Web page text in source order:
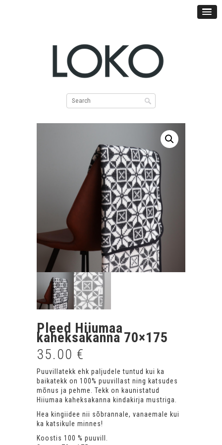
Pleed Hiiumaa
kaheksakanna 70×175
35.00 €
Puuvillatekk ehk paljudele tuntud kui ka
baikatekk on 100% puuvillast ning katsudes
mõnus ja pehme. Tekk on kaunistatud
Hiiumaa kaheksakanna kindakirja mustriga.
Hea kingiidee nii sõbrannale, vanaemale kui
ka katsikule minnes!
Koostis 100 % puuvill.